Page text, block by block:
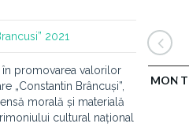
2021
în promovarea valorilor
„Constantin Brâncuși”,
morală și materială
cultural național
MON